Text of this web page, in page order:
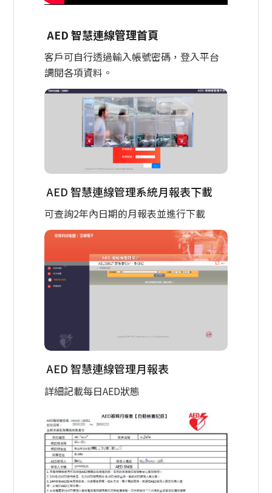
AED 智慧連線管理首頁
客戶可自行透過輸入帳號密碼，登入平台
調閱各項資料。
AED 智慧連線管理系統月報表下載
可查詢2年內日期的月報表並進行下載
AED 智慧連線管理月報表
詳細記載每日AED狀態